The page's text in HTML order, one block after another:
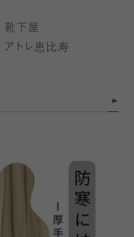
靴下屋
アトレ恵比寿